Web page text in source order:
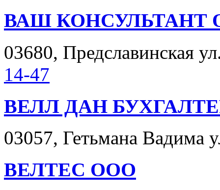
ВАШ КОНСУЛЬТАНТ
03680, Предславинская
14-47
ВЕЛЛ ДАН
03057, Гетьмана Вадима
ВЕЛТЕС ООО